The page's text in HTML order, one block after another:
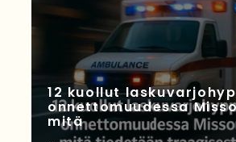
12 kuollut
onnettomuudessa
mitä